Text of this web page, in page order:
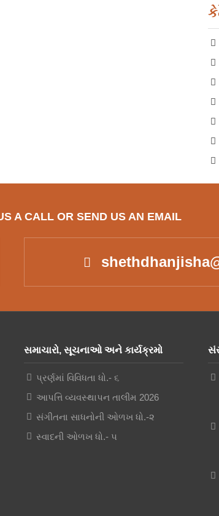
A CALL OR SEND US AN EMAIL
સમાચારો, સૂચનાઓ અને કાર્યક્રમો
પ્રર્ણમાં વિવિધતા ધો.- ૬
આપત્તિ વ્યવસ્થાપન તાલીમ 2026
સંગીતના સાધનોની ઓળખ ધો.-૨
સ્વાદની ઓળખ ધો.- ૫